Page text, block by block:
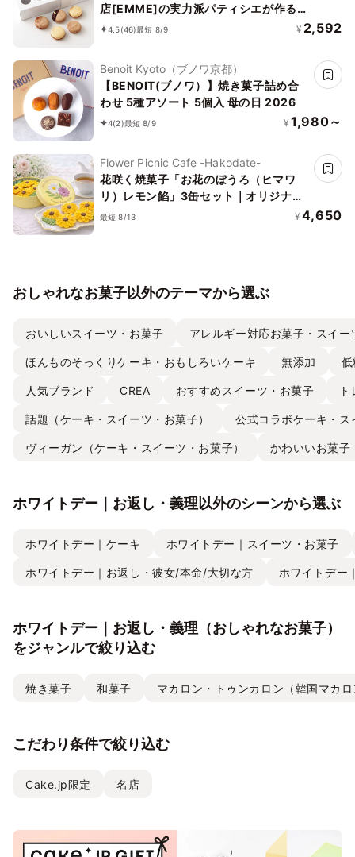
店[EMME]の実力派パティシエが作るト
リュフ香るマカロンショコラバリエ
4.5(46)最短 8/9 ¥ 2,592
Benoit Kyoto（ブノワ京都）
【BENOIT(ブノワ）】焼き菓子詰め合
わせ 5種アソート 5個入 母の日 2026
4(2)最短 8/9 ¥ 1,980～
Flower Picnic Cafe -Hakodate-
花咲く焼菓子「お花のぼうろ（ヒマワ
リ）レモン餡」3缶セット｜オリジナル
紙袋を3枚
最短 8/13 ¥ 4,650
おしゃれなお菓子以外のテーマから選ぶ
おいしいスイーツ・お菓子 アレルギー対応お菓子・スイー
ほんものそっくりケーキ・おもしろいケーキ 無添加
人気ブランド CREA おすすめスイーツ・お菓子
話題（ケーキ・スイーツ・お菓子） 公式コラボケーキ・ス
ヴィーガン（ケーキ・スイーツ・お菓子） かわいいお菓子
ホワイトデー｜お返し・義理以外のシーンから選ぶ
ホワイトデー｜ケーキ ホワイトデー｜スイーツ・お菓子
ホワイトデー｜お返し・彼女/本命/大切な方 ホワイトデー
ホワイトデー｜お返し・義理（おしゃれなお菓子）
をジャンルで絞り込む
焼き菓子 和菓子 マカロン・トゥンカロン（韓国マカ
こだわり条件で絞り込む
Cake.jp限定 名店